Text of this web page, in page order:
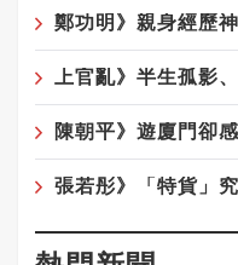
陳朝平》遊廈門卻
張若彤》「特貨」